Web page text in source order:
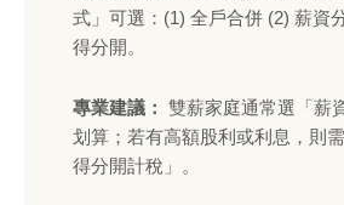
式」可選：(1) 全戶合併 (2) 薪資
得分開。
專業建議：
雙薪家庭通常選「薪
划算；若有高額股利或利息，則
得分開計稅」。